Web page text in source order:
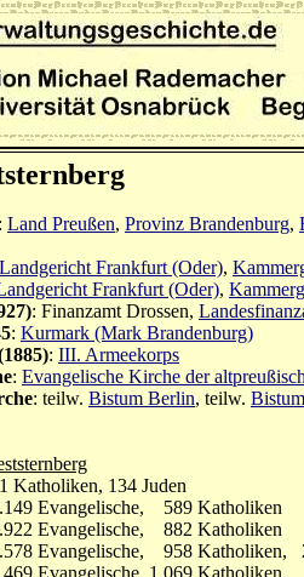
: Land Preußen, Provinz Brandenburg,
Landgericht Frankfurt (Oder),
Frankfurt (Oder),
: Finanzamt Drossen,
: Kurmark (Mark Brandenburg)
: III. Armeekorps
: Evangelische Kirche der
: teilw. Bistum Berlin, teilw.
Katholiken, 134 Juden
Evangelische, 589 Katholiken
Evangelische, 882 Katholiken
Evangelische, 958 Katholiken,
Evangelische, 1.069 Katholiken,